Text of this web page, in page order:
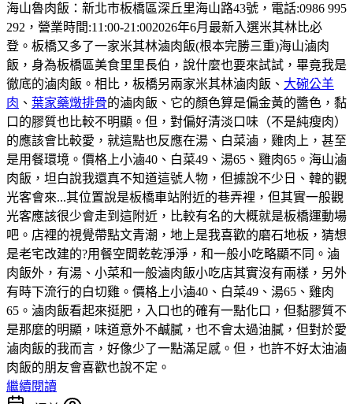
海山魯肉飯：新北市板橋區深丘里海山路43號，電話:0986 995
292，營業時間:11:00-21:002026年6月最新入選米其林比必
登。板橋又多了一家米其林滷肉飯(根本完勝三重)海山滷肉
飯，身為板橋區美食里里長伯，說什麼也要來試試，畢竟我是
徹底的滷肉飯。相比，板橋另兩家米其林滷肉飯、 大碗公羊
肉 、 葉家藥燉排骨的滷肉飯、它的顏色算是偏金黃的醬色，黏
口的膠質也比較不明顯。但，對偏好清淡口味（不是純瘦肉）
的應該會比較愛，就這點也反應在湯、白菜滷，雞肉上，甚至
是用餐環境。價格上小滷40、白菜49、湯65、雞肉65。海山滷
肉飯，坦白說我還真不知道這號人物，但據說不少日、韓的觀
光客會來...其位置說是板橋車站附近的巷弄裡，但其實一般觀
光客應該很少會走到這附近，比較有名的大概就是板橋運動場
吧。店裡的視覺帶點文青潮，地上是我喜歡的磨石地板，猜想
是老宅改建的?用餐空間乾乾淨淨，和一般小吃略顯不同。滷
肉飯外，有湯、小菜和一般滷肉飯小吃店其實沒有兩樣，另外
有時下流行的白切雞。價格上小滷40、白菜49、湯65、雞肉
65。滷肉飯看起來挺肥，入口也的確有一點化口，但黏膠質不
是那麼的明顯，味道意外不鹹膩，也不會太過油膩，但對於愛
滷肉飯的我而言，好像少了一點滿足感。但，也許不好太油滷
肉飯的朋友會喜歡也說不定。
繼續閱讀